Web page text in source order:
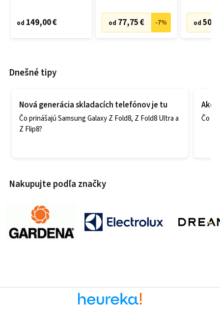
od 149,00 € od 77,75 € -7% od
Dnešné tipy
Nová generácia skladacích telefónov je tu
Čo prinášajú Samsung Galaxy Z Fold8, Z Fold8 Ultra a
Z Flip8?
Ako
Čo
Nakupujte podľa značky